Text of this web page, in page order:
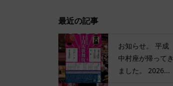
最近の記事
お知らせ。 平成
中村座が帰ってき
ました。 2026...